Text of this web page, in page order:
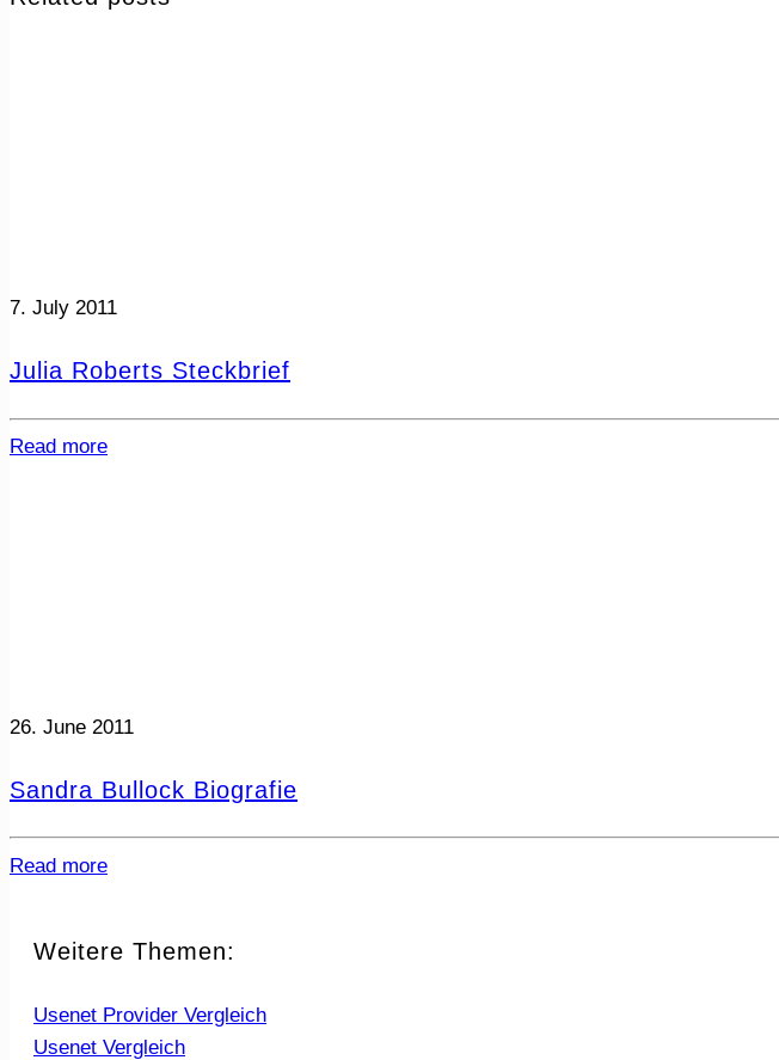
7. July 2011
Julia Roberts Steckbrief
Read more
26. June 2011
Sandra Bullock Biografie
Read more
Weitere Themen:
Usenet Provider Vergleich
Usenet Vergleich